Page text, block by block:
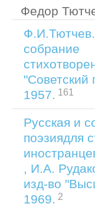
Федор
собрание
"Советский
1957. 161
Русская и
поэзиядля
, И.А.
изд-во
1969. 2